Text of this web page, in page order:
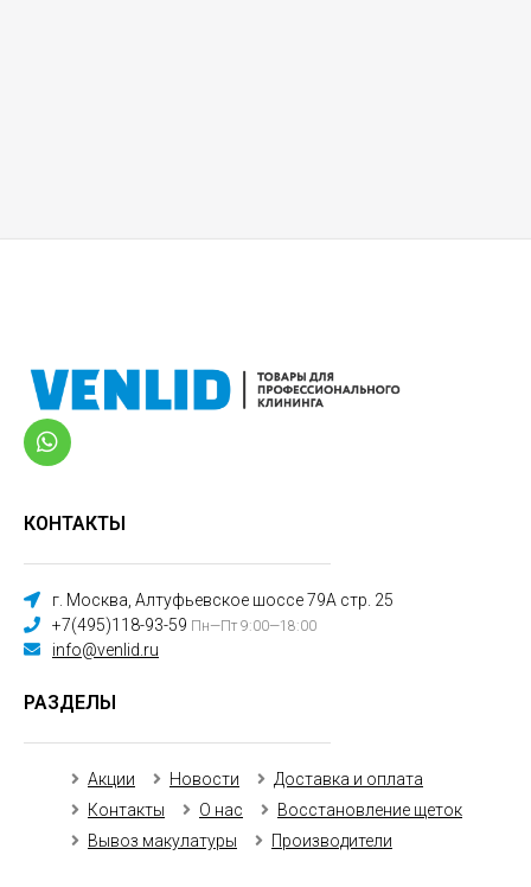
КОНТАКТЫ
г. Москва, Алтуфьевское шоссе 79А стр. 25
+7(495)118-93-59 Пн—Пт 9:00—18:00
info@venlid.ru
РАЗДЕЛЫ
Акции Новости
Доставка и оплата
Контакты
О нас
Восстановление щеток
Вывоз макулатуры
Производители